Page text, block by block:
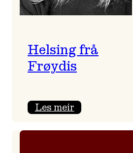
Helsing frå
Frøydis
Les meir:
frå